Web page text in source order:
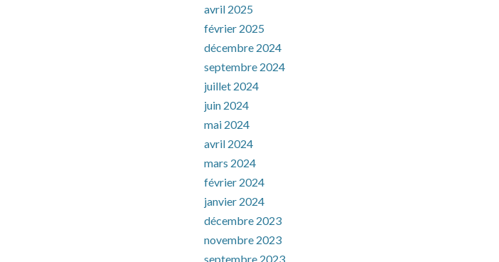
avril 2025
février 2025
décembre 2024
septembre 2024
juillet 2024
juin 2024
mai 2024
avril 2024
mars 2024
février 2024
janvier 2024
décembre 2023
novembre 2023
septembre 2023